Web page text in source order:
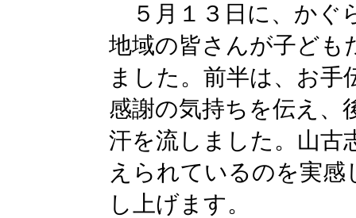
５月１３日に、かぐ
地域の皆さんが子ども
ました。前半は、お
感謝の気持ちを伝え、
汗を流しました。山古
えられているのを実
し上げます。